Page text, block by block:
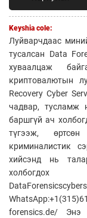
Keyshia cole:
Луйварчдаас
тусалсан Data
хуваалцаж
криптовалютын
Recovery Cyber
чадвар, тусламж
баршгүй ач
түгээж,
криминалистик
хийсэнд нь
forensics.de/ Энэ